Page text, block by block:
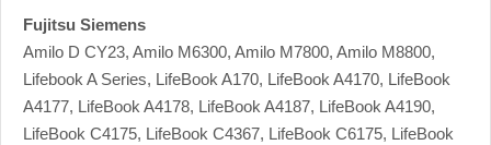
Fujitsu Siemens
Amilo D CY23, Amilo M6300, Amilo M7800, Amilo M8800,
Lifebook A Series, LifeBook A170, LifeBook A4170, LifeBook
A4177, LifeBook A4178, LifeBook A4187, LifeBook A4190,
LifeBook C4175, LifeBook C4367, LifeBook C6175, LifeBook